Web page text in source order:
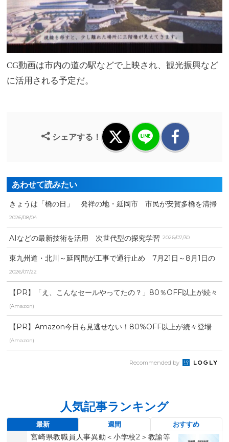
CG動画は市内の道の駅などで上映され、観光振興など
に活用される予定だ。
シェアする！
あわせて読みたい
きょうは「橋の日」 発祥の地・延岡市 市民が安賀多橋を清掃
2026/08/04
AIなどの最新技術を活用 次世代型の探究学習 2026/07/30
東九州道・北川～延岡間が工事で通行止め 7月21日～8月1日の
期間中2回実施
2026/07/22
【PR】「え、こんなセールやってたの？」80％OFF以上が続々
登場！Amazonの本気が...
(Amazon)
【PR】Amazon今日も見逃せない！80%OFF以上が続々登場
(Amazon)
Recommended by
人気記事ランキング
最新 週間 おすすめ
宮崎県教職員人事異動＜小学校2＞教諭等